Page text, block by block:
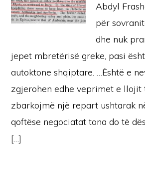
Abdyl
për
dhe nuk
jepet mbretërisë greke, pasi
autoktone shqiptare. …Është e
zgjerohen edhe veprimet e llojit
zbarkojmë një repart ushtarak
qoftëse negociatat tona do të
[…]